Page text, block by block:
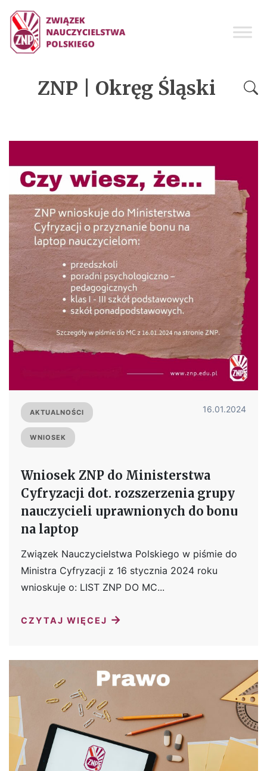
ZNP | Okręg Śląski
AKTUALNOŚCI
WNIOSEK
16.01.2024
Wniosek ZNP do Ministerstwa
Cyfryzacji dot. rozszerzenia grupy
nauczycieli uprawnionych do bonu
na laptop
Związek Nauczycielstwa Polskiego w piśmie do
Ministra Cyfryzacji z 16 stycznia 2024 roku
wnioskuje o: LIST ZNP DO MC...
CZYTAJ WIĘCEJ →